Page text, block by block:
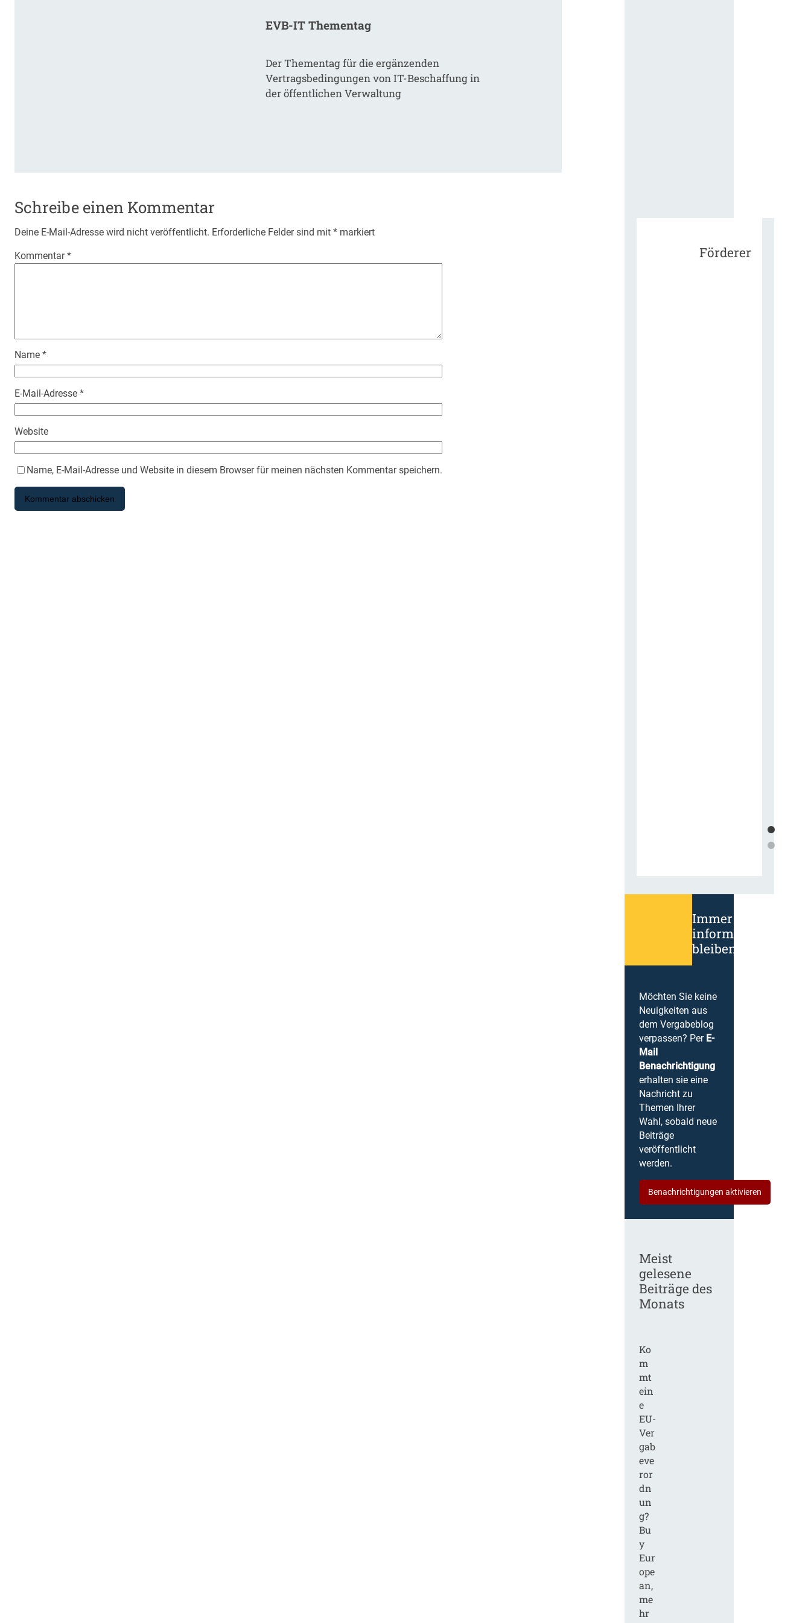
EVB-IT Thementag
Der Thementag für die ergänzenden
Vertragsbedingungen von IT-Beschaffung in
der öffentlichen Verwaltung
Schreibe einen Kommentar
Deine E-Mail-Adresse wird nicht veröffentlicht. Erforderliche Felder sind mit * markiert
Kommentar*
Name *
E-Mail-Adresse *
Website
Name, E-Mail-Adresse und Website in diesem Browser für meinen nächsten Kommentar speichern.
Förderer
Immer
informiert
bleiben!
Möchten Sie keine
Neuigkeiten aus
dem Vergabeblog
verpassen? Per E-
Mail
Benachrichtigung
erhalten sie eine
Nachricht zu
Themen Ihrer
Wahl, sobald neue
Beiträge
veröffentlicht
werden.
Benachrichtigungen aktivieren
Meist
gelesene
Beiträge des
Monats
Ko
m
mt
ein
e
EU-
Ver
gab
eve
ror
dn
un
g?
Bu
y
Eur
ope
an,
me
hr